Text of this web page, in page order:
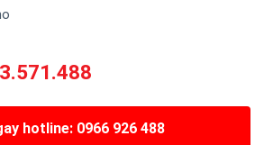
hotline: 0966 926 488